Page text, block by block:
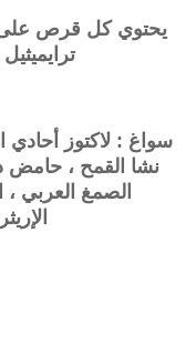
يحتوي كل قرص
ترايميثيل
سواغ : لاكتوز أحادي
نشا القمح ، حامض
الصمغ العربي ،